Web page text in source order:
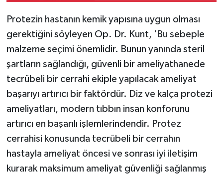
Protezin hastanın kemik yapısına uygun olması
gerektiğini söyleyen Op. Dr. Kunt, 'Bu sebeple
malzeme seçimi önemlidir. Bunun yanında steril
şartların sağlandığı, güvenli bir ameliyathanede
tecrübeli bir cerrahi ekiple yapılacak ameliyat
başarıyı artırıcı bir faktördür. Diz ve kalça protezi
ameliyatları, modern tıbbın insan konforunu
artırıcı en başarılı işlemlerindendir. Protez
cerrahisi konusunda tecrübeli bir cerrahın
hastayla ameliyat öncesi ve sonrası iyi iletişim
kurarak maksimum ameliyat güvenliği sağlanmış